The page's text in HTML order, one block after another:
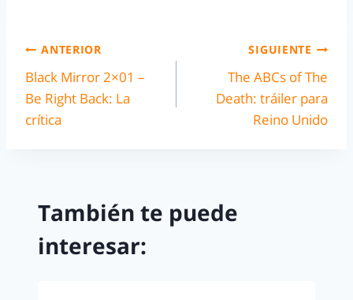
ANTERIOR
Black Mirror 2×01 –
Be Right Back: La
crítica
SIGUIENTE
The ABCs of The
Death: tráiler para
Reino Unido
También te puede
interesar: